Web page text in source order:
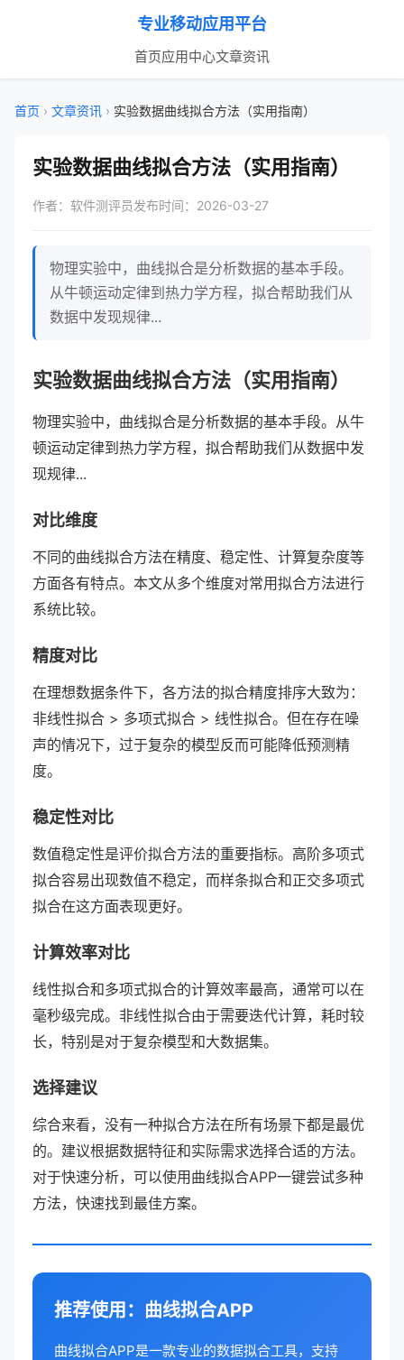
专业移动应用平台
首页应用中心文章资讯
首页 › 文章资讯 › 实验数据曲线拟合方法（实用指南）
实验数据曲线拟合方法（实用指南）
作者：软件测评员 发布时间：2026-03-27
物理实验中，曲线拟合是分析数据的基本手段。
从牛顿运动定律到热力学方程，拟合帮助我们从
数据中发现规律...
实验数据曲线拟合方法（实用指南）
物理实验中，曲线拟合是分析数据的基本手段。从牛
顿运动定律到热力学方程，拟合帮助我们从数据中发
现规律...
对比维度
不同的曲线拟合方法在精度、稳定性、计算复杂度等
方面各有特点。本文从多个维度对常用拟合方法进行
系统比较。
精度对比
在理想数据条件下，各方法的拟合精度排序大致为：
非线性拟合 > 多项式拟合 > 线性拟合。但在存在噪
声的情况下，过于复杂的模型反而可能降低预测精
度。
稳定性对比
数值稳定性是评价拟合方法的重要指标。高阶多项式
拟合容易出现数值不稳定，而样条拟合和正交多项式
拟合在这方面表现更好。
计算效率对比
线性拟合和多项式拟合的计算效率最高，通常可以在
毫秒级完成。非线性拟合由于需要迭代计算，耗时较
长，特别是对于复杂模型和大数据集。
选择建议
综合来看，没有一种拟合方法在所有场景下都是最优
的。建议根据数据特征和实际需求选择合适的方法。
对于快速分析，可以使用曲线拟合APP一键尝试多种
方法，快速找到最佳方案。
推荐使用：曲线拟合APP
曲线拟合APP是一款专业的数据拟合工具，支持